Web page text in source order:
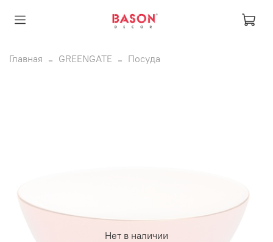
Главная GREENGATE Посуда
Нет в наличии